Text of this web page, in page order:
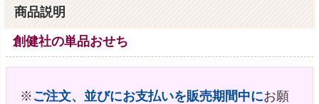
商品説明
創健社の単品おせち
※ ご注文、並びにお支払いを販売期間中にお願